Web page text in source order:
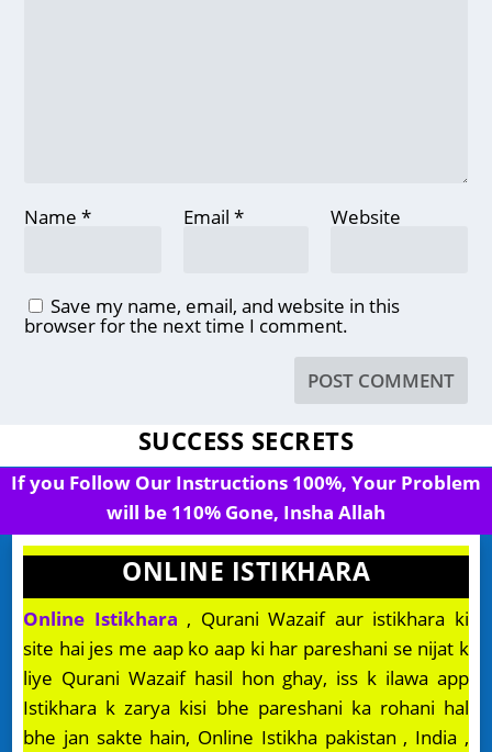
Name* Email * Website
Save my name, email, and website in this
browser for the next time I comment.
SUCCESS SECRETS
If you Follow Our Instructions 100%, Your Problem
will be 110% Gone, Insha Allah
ONLINE ISTIKHARA
Online Istikhara , Qurani Wazaif aur istikhara ki
site hai jes me aap ko aap ki har pareshani se nijat k
liye Qurani Wazaif hasil hon ghay, iss k ilawa app
Istikhara k zarya kisi bhe pareshani ka rohani hal
bhe jan sakte hain, Online Istikha pakistan , India ,